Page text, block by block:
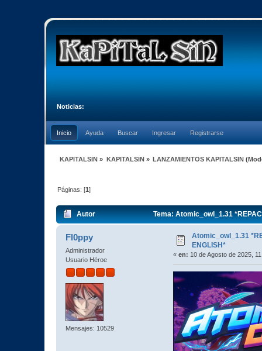
Noticias:
Inicio Ayuda Buscar Ingresar Registrarse
KAPITALSIN » KAPITALSIN» LANZAMIENTOS KAPITALSIN
Páginas: [1]
Autor Tema: Atomic_owl_1.31
Fl0ppy
Administrador
Usuario Héroe
Mensajes: 10529
Atomic_owl_1.31
ENGLISH*
« en: 10 de Agosto de 2025,